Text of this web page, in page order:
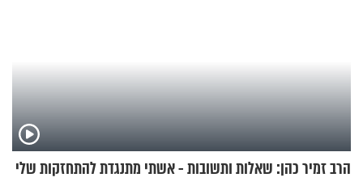
הרב זמיר כהן: שאלות ותשובות - אשתי מתנגדת להתחזקות שלי